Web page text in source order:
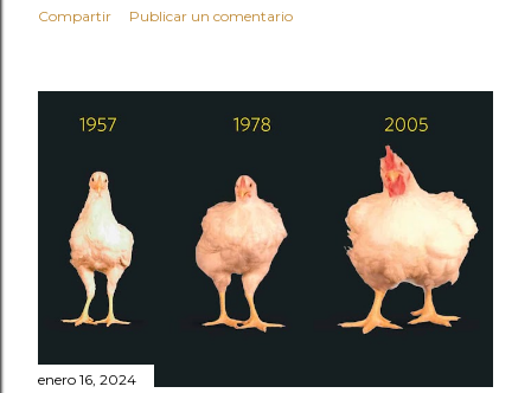
Compartir Publicar un comentario
enero 16, 2024